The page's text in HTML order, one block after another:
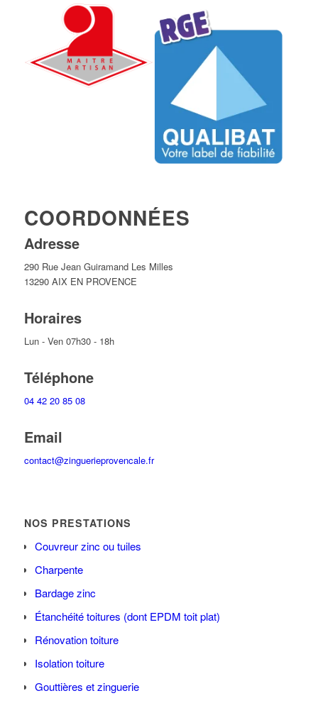
COORDONNÉES
Adresse
290 Rue Jean Guiramand Les Milles
13290 AIX EN PROVENCE
Horaires
Lun - Ven 07h30 - 18h
Téléphone
04 42 20 85 08
Email
contact@zinguerieprovencale.fr
NOS PRESTATIONS
Couvreur zinc ou tuiles
Charpente
Bardage zinc
Étanchéité toitures (dont EPDM toit plat)
Rénovation toiture
Isolation toiture
Gouttières et zinguerie